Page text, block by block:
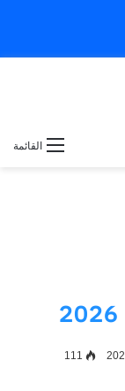
القائمة
111